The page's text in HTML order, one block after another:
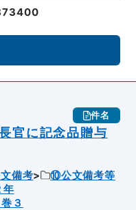
件名
官に記念品贈与
備考
⑩公文備考等
年
３